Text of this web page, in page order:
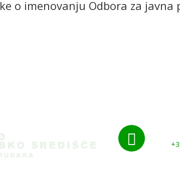
o imenovanju Odbora za javna
